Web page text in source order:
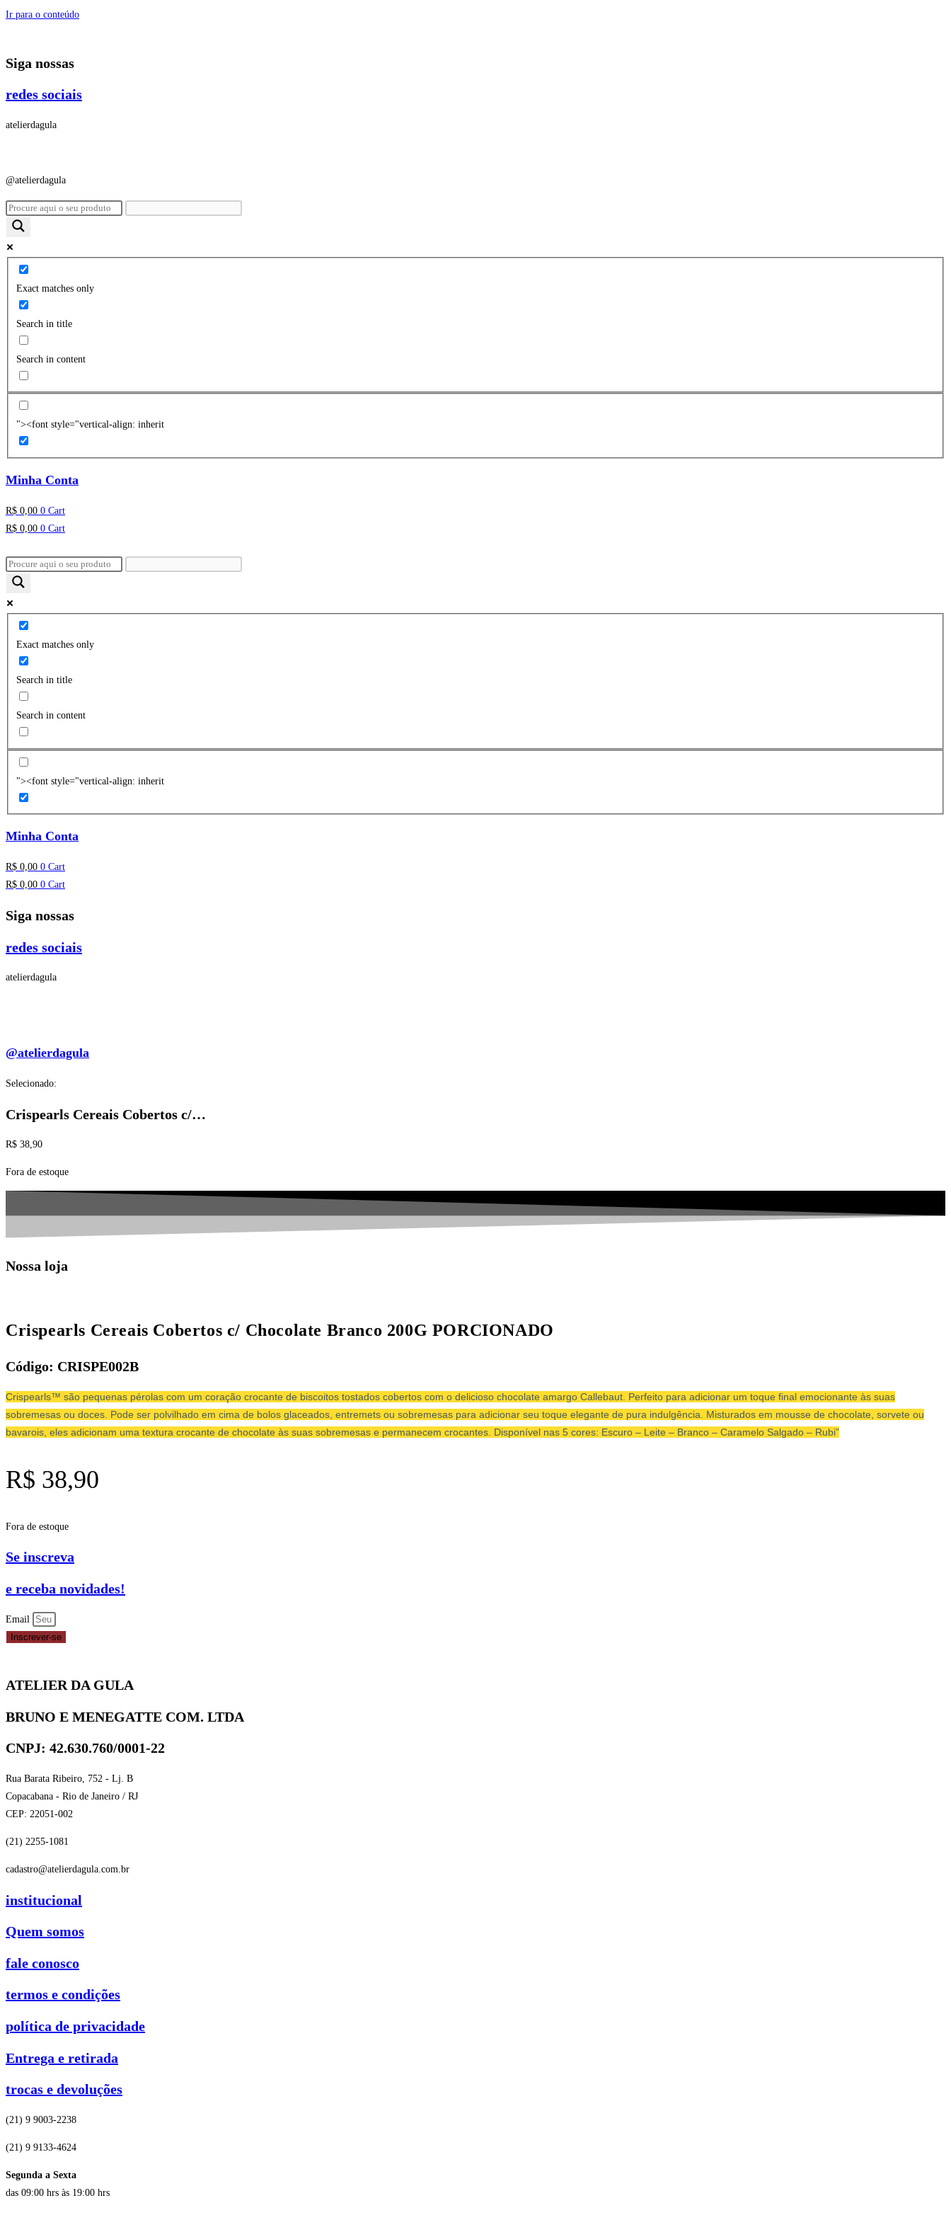
Ir para o conteúdo
Siga nossas
redes sociais
atelierdagula
@atelierdagula
Exact matches only
Search in title
Search in content
"><font style="vertical-align: inherit
Minha Conta
R$ 0,00 0 Cart
R$ 0,00 0 Cart
Exact matches only
Search in title
Search in content
"><font style="vertical-align: inherit
Minha Conta
R$ 0,00 0 Cart
R$ 0,00 0 Cart
Siga nossas
redes sociais
atelierdagula
@atelierdagula
Selecionado:
Crispearls Cereais Cobertos c/…
R$ 38,90
Fora de estoque
Nossa loja
Crispearls Cereais Cobertos c/ Chocolate Branco 200G PORCIONADO
Código: CRISPE002B
Crispearls™ são pequenas pérolas com um coração crocante de biscoitos tostados cobertos com o delicioso chocolate amargo Callebaut. Perfeito para adicionar um toque final emocionante às suas
sobremesas ou doces. Pode ser polvilhado em cima de bolos glaceados, entremets ou sobremesas para adicionar seu toque elegante de pura indulgência. Misturados em mousse de chocolate, sorvete ou
bavarois, eles adicionam uma textura crocante de chocolate às suas sobremesas e permanecem crocantes. Disponível nas 5 cores: Escuro – Leite – Branco – Caramelo Salgado – Rubi”
R$ 38,90
Fora de estoque
Se inscreva
e receba novidades!
Email
Inscrever-se
ATELIER DA GULA
BRUNO E MENEGATTE COM. LTDA
CNPJ: 42.630.760/0001-22
Rua Barata Ribeiro, 752 - Lj. B
Copacabana - Rio de Janeiro / RJ
CEP: 22051-002
(21) 2255-1081
cadastro@atelierdagula.com.br
institucional
Quem somos
fale conosco
termos e condições
política de privacidade
Entrega e retirada
trocas e devoluções
(21) 9 9003-2238
(21) 9 9133-4624
Segunda a Sexta
das 09:00 hrs às 19:00 hrs